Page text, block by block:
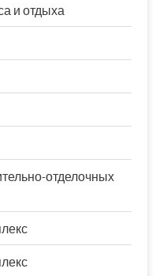
и отдыха
отделочных